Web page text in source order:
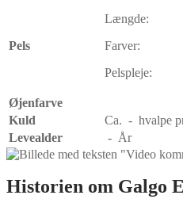
Pels
Længde:
Farver:
Pelspleje:
Øjenfarve
Kuld
Ca. - hvalpe
Levealder
- År
Historien om Galgo